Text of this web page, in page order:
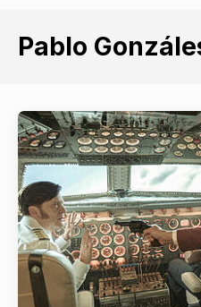
Pablo